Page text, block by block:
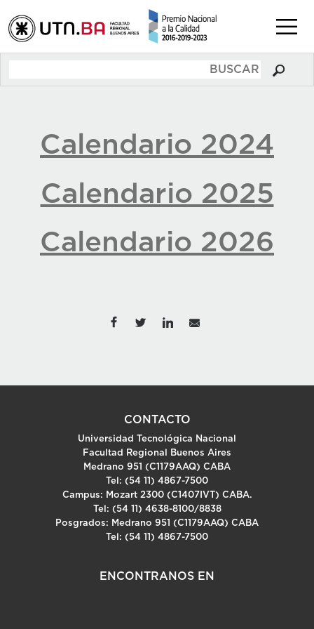
Calendario 2024
Calendario 2025
Calendario 2026
CONTACTO
Universidad Tecnológica Nacional
Facultad Regional Buenos Aires
Medrano 951 (C1179AAQ) CABA
Tel: (54 11) 4867-7500
Campus: Mozart 2300 (C1407IVT) CABA.
Tel: (54 11) 4638-8100/8838
Posgrados: Medrano 951 (C1179AAQ) CABA
Tel: (54 11) 4867-7500
ENCONTRANOS EN